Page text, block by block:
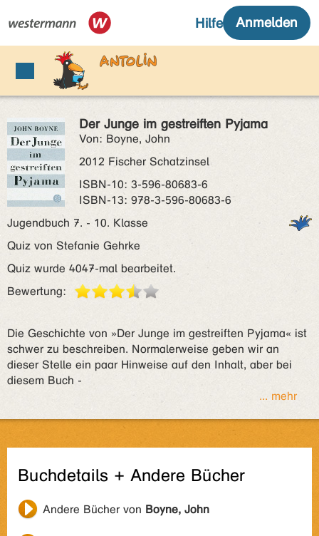
Der Junge im gestreiften Pyjama
Von: Boyne, John
2012 Fischer Schatzinsel
ISBN‑10: 3-596-80683-6
ISBN‑13: 978-3-596-80683-6
Jugendbuch 7. - 10. Klasse
Quiz von Stefanie Gehrke
Quiz wurde 4047-mal bearbeitet.
Bewertung:
Die Geschichte von »Der Junge im gestreiften Pyjama« ist
schwer zu beschreiben. Normalerweise geben wir an
dieser Stelle ein paar Hinweise auf den Inhalt, aber bei
diesem Buch -
... mehr
Buchdetails + Andere Bücher
Andere Bücher von Boyne, John